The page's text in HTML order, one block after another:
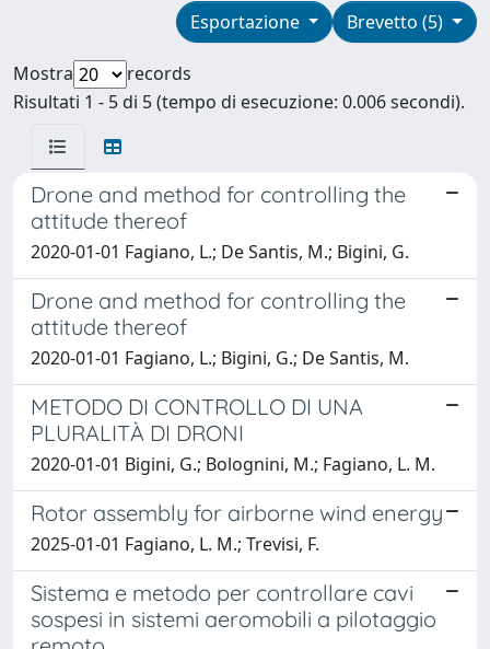
Brevetto (5)
Esportazione
Mostra
records
Risultati 1 - 5 di 5 (tempo di esecuzione: 0.006 secondi).
Drone and method for controlling the
attitude thereof
2020-01-01 Fagiano, L.; De Santis, M.; Bigini, G.
Drone and method for controlling the
attitude thereof
2020-01-01 Fagiano, L.; Bigini, G.; De Santis, M.
METODO DI CONTROLLO DI UNA
PLURALITÀ DI DRONI
2020-01-01 Bigini, G.; Bolognini, M.; Fagiano, L. M.
Rotor assembly for airborne wind energy
2025-01-01 Fagiano, L. M.; Trevisi, F.
Sistema e metodo per controllare cavi
sospesi in sistemi aeromobili a pilotaggio